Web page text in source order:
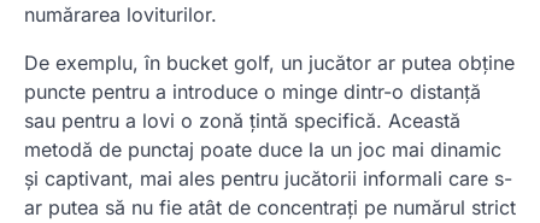
numărarea loviturilor.
De exemplu, în bucket golf, un jucător ar putea obține
puncte pentru a introduce o minge dintr-o distanță
sau pentru a lovi o zonă țintă specifică. Această
metodă de punctaj poate duce la un joc mai dinamic
și captivant, mai ales pentru jucătorii informali care s-
ar putea să nu fie atât de concentrați pe numărul strict